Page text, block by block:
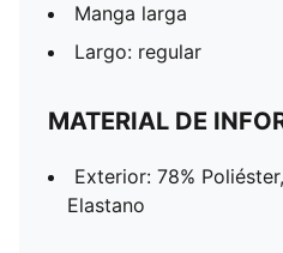
Manga larga
Largo: regular
MATERIAL DE
Exterior: 78%
Elastano